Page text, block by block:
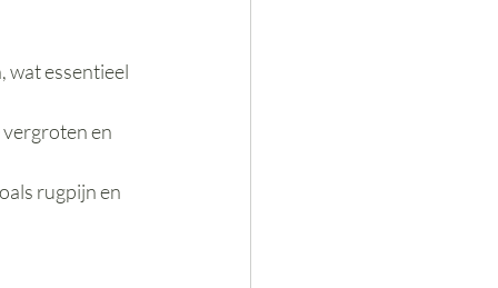
wat essentieel
en
rugpijn en